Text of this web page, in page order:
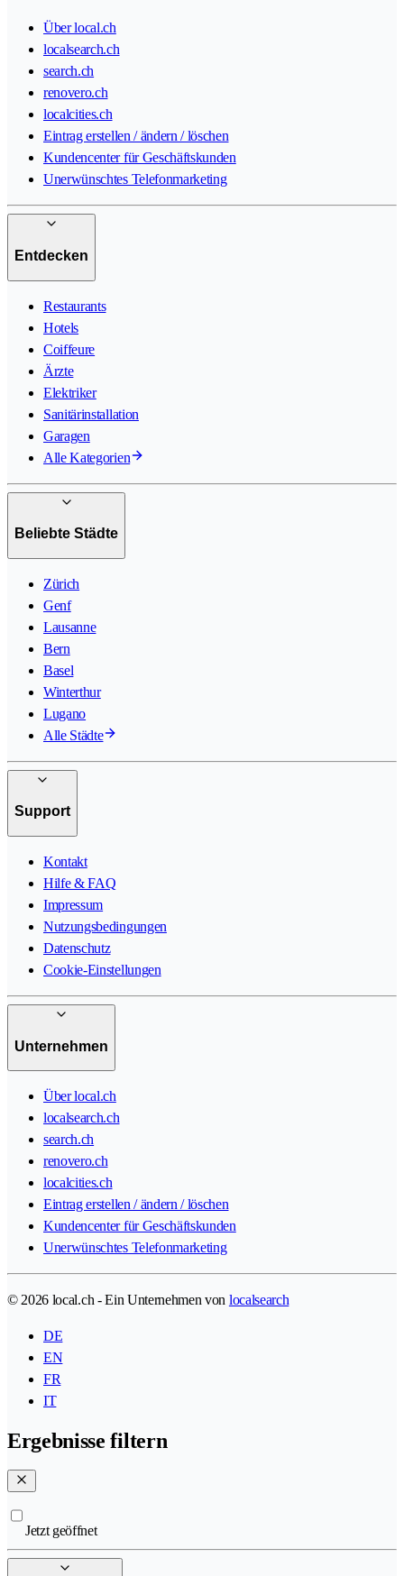
Über local.ch
localsearch.ch
search.ch
renovero.ch
localcities.ch
Eintrag erstellen / ändern / löschen
Kundencenter für Geschäftskunden
Unerwünschtes Telefonmarketing
Entdecken
Restaurants
Hotels
Coiffeure
Ärzte
Elektriker
Sanitärinstallation
Garagen
Alle Kategorien
Beliebte Städte
Zürich
Genf
Lausanne
Bern
Basel
Winterthur
Lugano
Alle Städte
Support
Kontakt
Hilfe & FAQ
Impressum
Nutzungsbedingungen
Datenschutz
Cookie-Einstellungen
Unternehmen
Über local.ch
localsearch.ch
search.ch
renovero.ch
localcities.ch
Eintrag erstellen / ändern / löschen
Kundencenter für Geschäftskunden
Unerwünschtes Telefonmarketing
© 2026 local.ch - Ein Unternehmen von localsearch
DE
EN
FR
IT
Ergebnisse filtern
Jetzt geöffnet